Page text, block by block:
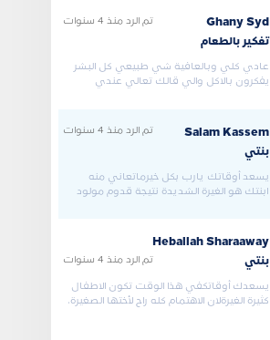
Ghany Syd تم الرد منذ 4 سنوات
تفكير بالطعام
عادي كلي وبالعافية شي طبيعي كل البشر
يفكرون بالاكل والي قالك تعالي عندي
Salam Kassem تم الرد منذ 4 سنوات
بنتي
يسعد أوقاتك يارب بكل خيرماتعاني منه
ابنتك هو الغيرة الشديدة نتيجة قدوم مولود
Heballah Sharaaway
تم الرد منذ 4 سنوات بنتي
يسعدك أوقاتكفي هذا الوقت تكون الاطفال
كثيرة الغيرةلان الاهتمام كله راح لأختها الصغيرة،